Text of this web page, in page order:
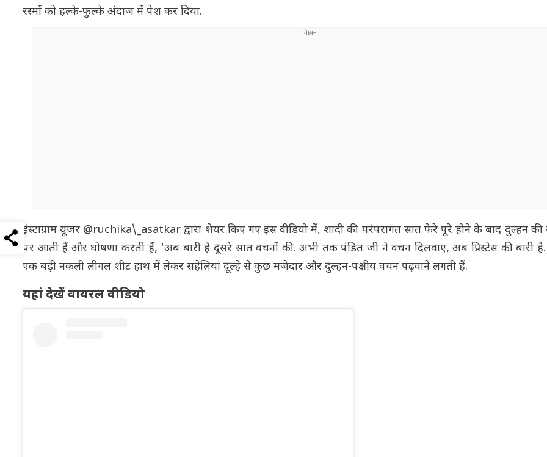
रस्मों को हल्के-फुल्के अंदाज में पेश कर दिया.
इंस्टाग्राम यूजर @ruchika\_asatkar द्वारा शेयर किए गए इस वीडियो में, शादी की परंपरागत सात फेरे पूरे होने के बाद दुल्हन
पर आती हैं और घोषणा करती हैं, 'अब बारी है दूसरे सात वचनों की. अभी तक पंडित जी ने वचन दिलवाए, अब प्रिस्टेस की बारी
एक बड़ी नकली लीगल शीट हाथ में लेकर सहेलियां दूल्हे से कुछ मजेदार और दुल्हन-पक्षीय वचन पढ़वाने लगती हैं.
यहां देखें वायरल वीडियो